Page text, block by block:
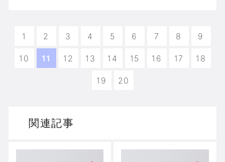
1 2 3 4 5 6 7 8 9
10 11 12 13 14 15 16 17 18
19 20
関連記事